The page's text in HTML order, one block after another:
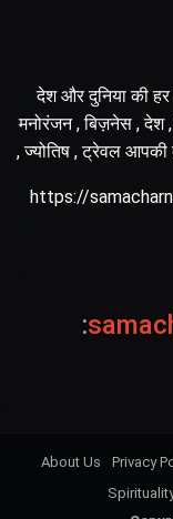
देश और दुनिया की
मनोरंजन , बिज़नेस , देश ,
, ज्योतिष , ट्रेवल
https://
:
About Us Privacy